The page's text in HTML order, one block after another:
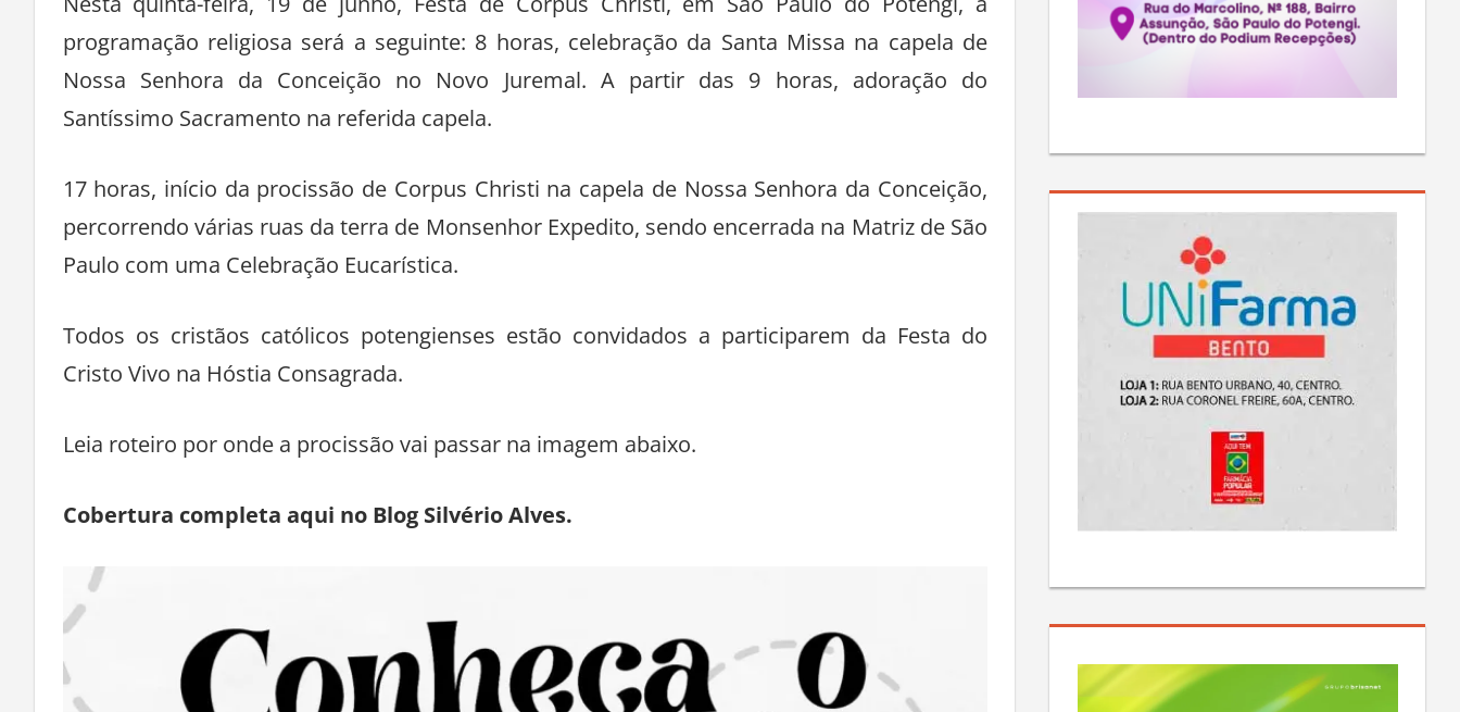
Nesta quinta-feira, 19 de junho, Festa de Corpus Christi, em São Paulo do Potengi, a
programação religiosa será a seguinte: 8 horas, celebração da Santa Missa na capela de
Nossa Senhora da Conceição no Novo Juremal. A partir das 9 horas, adoração do
Santíssimo Sacramento na referida capela.
17 horas, início da procissão de Corpus Christi na capela de Nossa Senhora da Conceição,
percorrendo várias ruas da terra de Monsenhor Expedito, sendo encerrada na Matriz de São
Paulo com uma Celebração Eucarística.
Todos os cristãos católicos potengienses estão convidados a participarem da Festa do
Cristo Vivo na Hóstia Consagrada.
Leia roteiro por onde a procissão vai passar na imagem abaixo.
Cobertura completa aqui no Blog Silvério Alves.